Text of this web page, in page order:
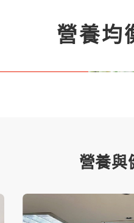
營養均
營養與